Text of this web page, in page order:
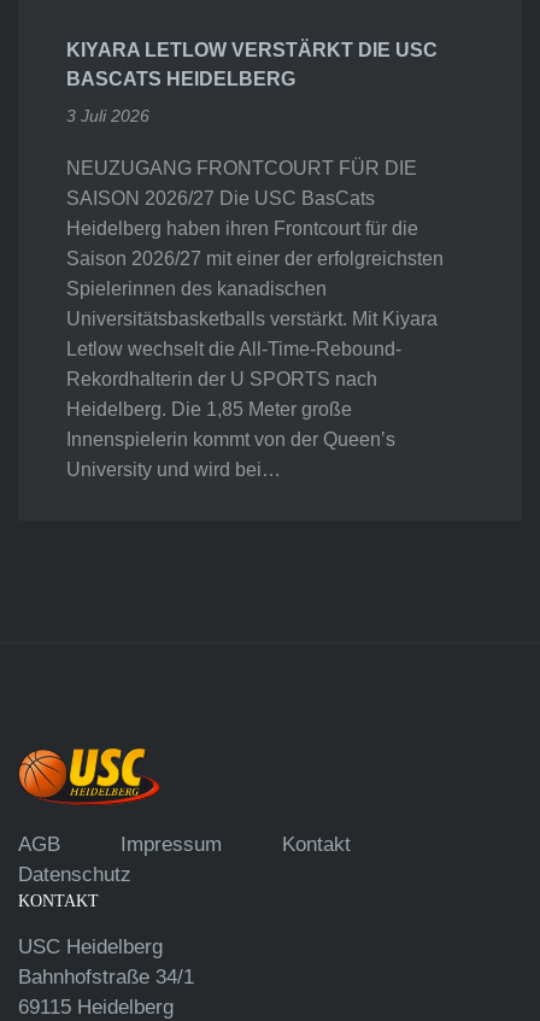
KIYARA LETLOW VERSTÄRKT DIE USC
BASCATS HEIDELBERG
3 Juli 2026
NEUZUGANG FRONTCOURT FÜR DIE
SAISON 2026/27 Die USC BasCats
Heidelberg haben ihren Frontcourt für die
Saison 2026/27 mit einer der erfolgreichsten
Spielerinnen des kanadischen
Universitätsbasketballs verstärkt. Mit Kiyara
Letlow wechselt die All-Time-Rebound-
Rekordhalterin der U SPORTS nach
Heidelberg. Die 1,85 Meter große
Innenspielerin kommt von der Queen’s
University und wird bei…
AGB Impressum
Kontakt
Datenschutz
KONTAKT
USC Heidelberg
Bahnhofstraße 34/1
69115 Heidelberg